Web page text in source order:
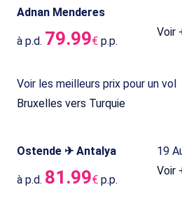
Adnan Menderes
à p.d. 79.99€ p.p.
Voir
Voir les meilleurs prix pour un vol
Bruxelles vers Turquie
Ostende ✈ Antalya 19
à p.d. 81.99€ p.p.
Voir